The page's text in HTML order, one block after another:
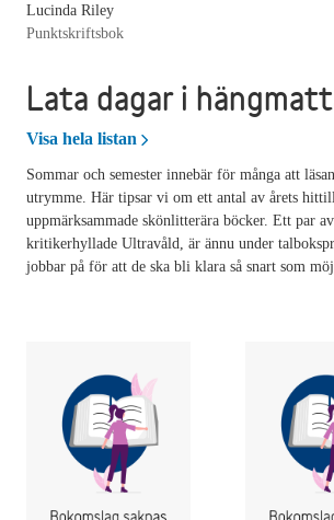
Lucinda Riley
Punktskriftsbok
Lata dagar i
Visa hela listan Lata dagar i hängmattan
Sommar och semester innebär för många att
utrymme. Här tipsar vi om ett antal av årets
uppmärksammade skönlitterära böcker. Ett par
kritikerhyllade Ultravåld, är ännu under
jobbar på för att de ska bli klara så snart som